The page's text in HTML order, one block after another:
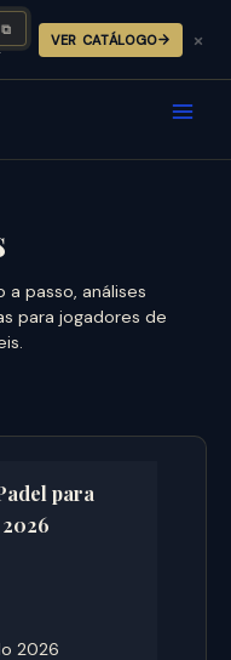
passo, análises
para jogadores de
para
2026
⧉
VER CATÁLOGO ×